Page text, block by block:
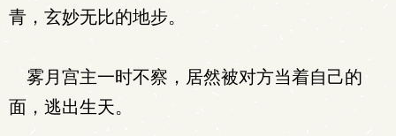
青，玄妙无比的地步。
雾月宫主一时不察，居然被对方当着自己的
面，逃出生天。